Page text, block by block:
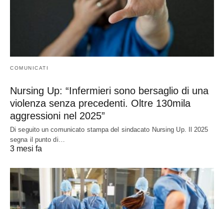
COMUNICATI
Nursing Up: “Infermieri sono bersaglio di una
violenza senza precedenti. Oltre 130mila
aggressioni nel 2025”
Di seguito un comunicato stampa del sindacato Nursing Up. Il 2025
segna il punto di…
3 mesi fa